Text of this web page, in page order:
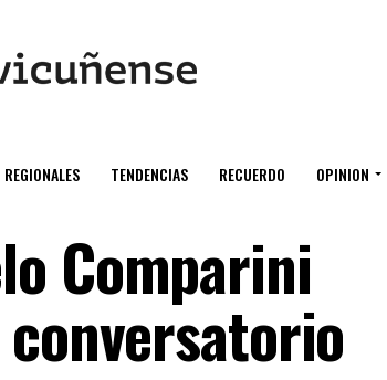
REGIONALES TENDENCIAS RECUERDO OPINION
Comparini